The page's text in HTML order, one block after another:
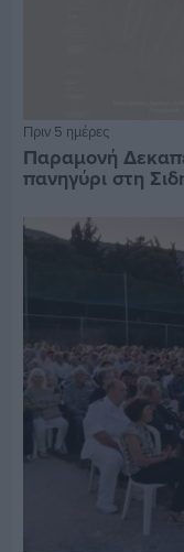
Πριν 5 ημέρες
Παραμονή
πανηγύρι στη